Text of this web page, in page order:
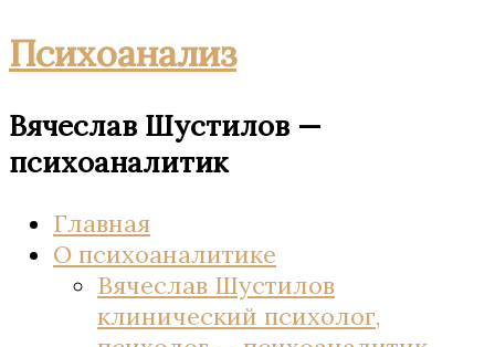
Психоанализ
Вячеслав Шустилов —
психоаналитик
Главная
О психоаналитике
Вячеслав Шустилов
клинический психолог,